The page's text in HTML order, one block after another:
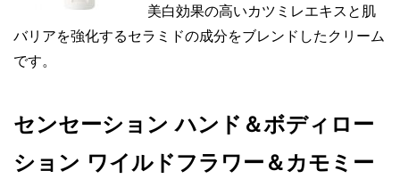
美白効果の高いカツミレエキスと肌
バリアを強化するセラミドの成分をブレンドしたクリーム
です。
センセーション ハンド＆ボディロー
ション ワイルドフラワー＆カモミー